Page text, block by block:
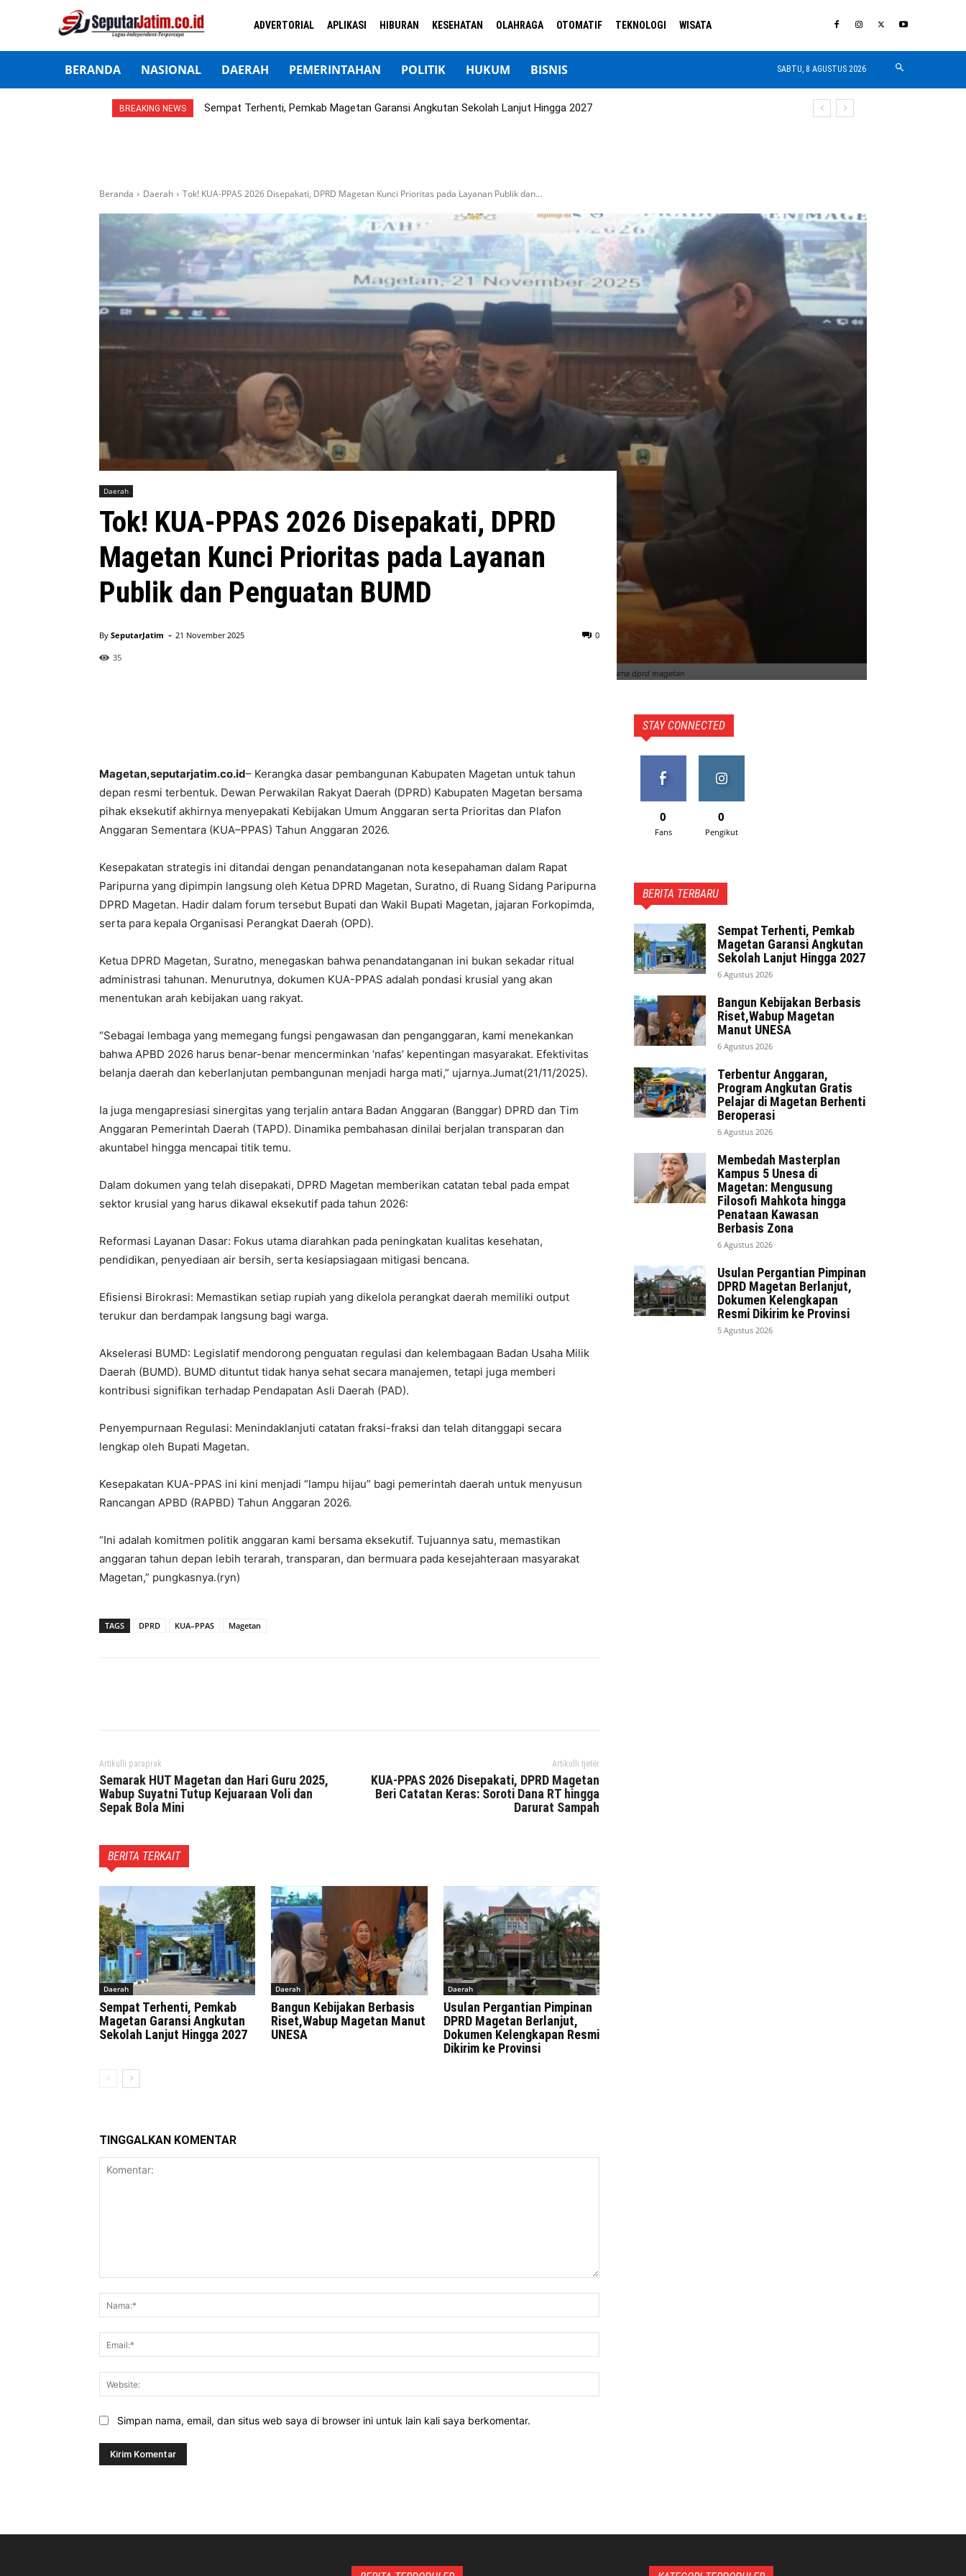
ADVERTORIAL APLIKASI HIBURAN KESEHATAN OLAHRAGA OTOMATIF TEKNOLOGI WISATA
BERANDA NASIONAL DAERAH PEMERINTAHAN POLITIK HUKUM BISNIS SABTU, 8 AGUSTUS 2026
BREAKING NEWS Sempat Terhenti, Pemkab Magetan Garansi Angkutan Sekolah Lanjut Hingga 2027
Beranda Daerah Tok! KUA-PPAS 2026 Disepakati, DPRD Magetan Kunci Prioritas pada Layanan Publik dan...
bupati magetan,nanik sumantribersama pimpinan dprd magetan menandatangani kesepakatanKUA–PPAS 2026 di ruang rapat sidang paripurna dprd magetan
Daerah
Tok! KUA-PPAS 2026 Disepakati, DPRD
Magetan Kunci Prioritas pada Layanan
Publik dan Penguatan BUMD
By SeputarJatim - 0
21 November 2025
35
Magetan,seputarjatim.co.id– Kerangka dasar pembangunan Kabupaten Magetan untuk tahun
depan resmi terbentuk. Dewan Perwakilan Rakyat Daerah (DPRD) Kabupaten Magetan bersama
pihak eksekutif akhirnya menyepakati Kebijakan Umum Anggaran serta Prioritas dan Plafon
Anggaran Sementara (KUA–PPAS) Tahun Anggaran 2026.
Kesepakatan strategis ini ditandai dengan penandatanganan nota kesepahaman dalam Rapat
Paripurna yang dipimpin langsung oleh Ketua DPRD Magetan, Suratno, di Ruang Sidang Paripurna
DPRD Magetan. Hadir dalam forum tersebut Bupati dan Wakil Bupati Magetan, jajaran Forkopimda,
serta para kepala Organisasi Perangkat Daerah (OPD).
Ketua DPRD Magetan, Suratno, menegaskan bahwa penandatanganan ini bukan sekadar ritual
administrasi tahunan. Menurutnya, dokumen KUA-PPAS adalah pondasi krusial yang akan
menentukan arah kebijakan uang rakyat.
“Sebagai lembaga yang memegang fungsi pengawasan dan penganggaran, kami menekankan
bahwa APBD 2026 harus benar-benar mencerminkan ‘nafas’ kepentingan masyarakat. Efektivitas
belanja daerah dan keberlanjutan pembangunan menjadi harga mati,” ujarnya.Jumat(21/11/2025).
Ia juga mengapresiasi sinergitas yang terjalin antara Badan Anggaran (Banggar) DPRD dan Tim
Anggaran Pemerintah Daerah (TAPD). Dinamika pembahasan dinilai berjalan transparan dan
akuntabel hingga mencapai titik temu.
Dalam dokumen yang telah disepakati, DPRD Magetan memberikan catatan tebal pada empat
sektor krusial yang harus dikawal eksekutif pada tahun 2026:
Reformasi Layanan Dasar: Fokus utama diarahkan pada peningkatan kualitas kesehatan,
pendidikan, penyediaan air bersih, serta kesiapsiagaan mitigasi bencana.
Efisiensi Birokrasi: Memastikan setiap rupiah yang dikelola perangkat daerah memiliki output
terukur dan berdampak langsung bagi warga.
Akselerasi BUMD: Legislatif mendorong penguatan regulasi dan kelembagaan Badan Usaha Milik
Daerah (BUMD). BUMD dituntut tidak hanya sehat secara manajemen, tetapi juga memberi
kontribusi signifikan terhadap Pendapatan Asli Daerah (PAD).
Penyempurnaan Regulasi: Menindaklanjuti catatan fraksi-fraksi dan telah ditanggapi secara
lengkap oleh Bupati Magetan.
Kesepakatan KUA-PPAS ini kini menjadi “lampu hijau” bagi pemerintah daerah untuk menyusun
Rancangan APBD (RAPBD) Tahun Anggaran 2026.
“Ini adalah komitmen politik anggaran kami bersama eksekutif. Tujuannya satu, memastikan
anggaran tahun depan lebih terarah, transparan, dan bermuara pada kesejahteraan masyarakat
Magetan,” pungkasnya.(ryn)
TAGS DPRD KUA–PPAS Magetan
Artikulli paraprak
Semarak HUT Magetan dan Hari Guru 2025,
Wabup Suyatni Tutup Kejuaraan Voli dan
Sepak Bola Mini
Artikulli tjetër
KUA-PPAS 2026 Disepakati, DPRD Magetan
Beri Catatan Keras: Soroti Dana RT hingga
Darurat Sampah
BERITA TERKAIT
Daerah
Sempat Terhenti, Pemkab
Magetan Garansi Angkutan
Sekolah Lanjut Hingga 2027
Daerah
Bangun Kebijakan Berbasis
Riset,Wabup Magetan Manut
UNESA
Daerah
Usulan Pergantian Pimpinan
DPRD Magetan Berlanjut,
Dokumen Kelengkapan Resmi
Dikirim ke Provinsi
TINGGALKAN KOMENTAR
Simpan nama, email, dan situs web saya di browser ini untuk lain kali saya berkomentar.
STAY CONNECTED
0
Fans
0
Pengikut
BERITA TERBARU
Sempat Terhenti, Pemkab
Magetan Garansi Angkutan
Sekolah Lanjut Hingga 2027
6 Agustus 2026
Bangun Kebijakan Berbasis
Riset,Wabup Magetan
Manut UNESA
6 Agustus 2026
Terbentur Anggaran,
Program Angkutan Gratis
Pelajar di Magetan Berhenti
Beroperasi
6 Agustus 2026
Membedah Masterplan
Kampus 5 Unesa di
Magetan: Mengusung
Filosofi Mahkota hingga
Penataan Kawasan
Berbasis Zona
6 Agustus 2026
Usulan Pergantian Pimpinan
DPRD Magetan Berlanjut,
Dokumen Kelengkapan
Resmi Dikirim ke Provinsi
5 Agustus 2026